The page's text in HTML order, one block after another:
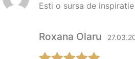
Roxana Olaru
Esti o sursa de